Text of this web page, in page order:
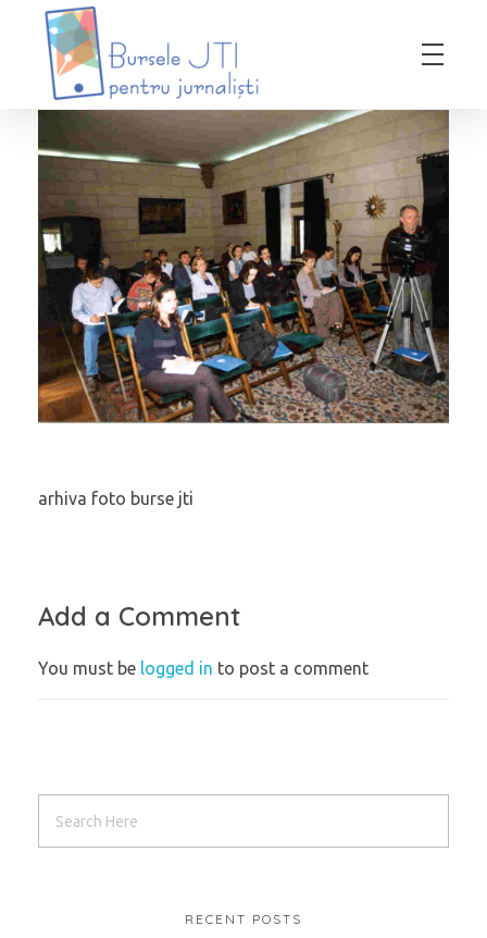
Bursele JTI pentru Jurnalisti
ediția 2018-2019
arhiva foto burse jti
Add a Comment
You must be logged in to post a comment
RECENT POSTS